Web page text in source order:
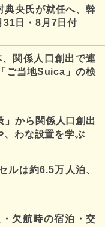
典央氏が就任へ、幹
日・8月7日付
関係人口創出で連
ご当地Suica」の検
」から関係人口創出
、わな設置を学ぶ
ルは約6.5万人泊、
欠航時の宿泊・交